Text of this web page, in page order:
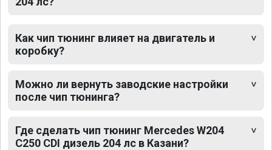
Как чип тюнинг влияет на двигатель и
коробку?
Можно ли вернуть заводские настройки
после чип тюнинга?
Где сделать чип тюнинг Mercedes W204
C250 CDI дизель 204 лс в Казани?